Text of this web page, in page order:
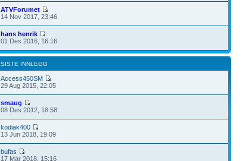
ATVForumet
14 Nov 2017, 23:46
hans henrik
01 Des 2016, 16:16
SISTE INNLEGG
Access450SM
29 Aug 2015, 22:05
smaug
08 Des 2012, 18:58
kodiak400
13 Jun 2018, 19:09
bufas
17 Mar 2018, 15:16